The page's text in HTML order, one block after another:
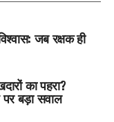
जब रक्षक ही
का पहरा?
बड़ा सवाल